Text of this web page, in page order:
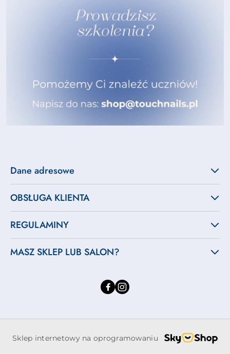
Dane adresowe
OBSŁUGA KLIENTA
REGULAMINY
MASZ SKLEP LUB SALON?
Sklep internetowy na oprogramowaniu